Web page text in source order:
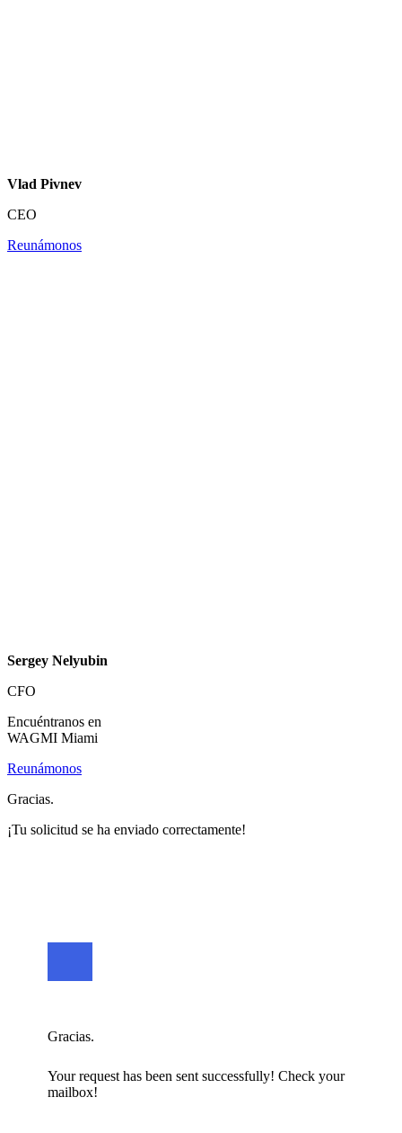
Vlad Pivnev
CEO
Reunámonos
Sergey Nelyubin
CFO
Encuéntranos en
WAGMI Miami
Reunámonos
Gracias.
¡Tu solicitud se ha enviado correctamente!
Gracias.
Your request has been sent successfully! Check your
mailbox!